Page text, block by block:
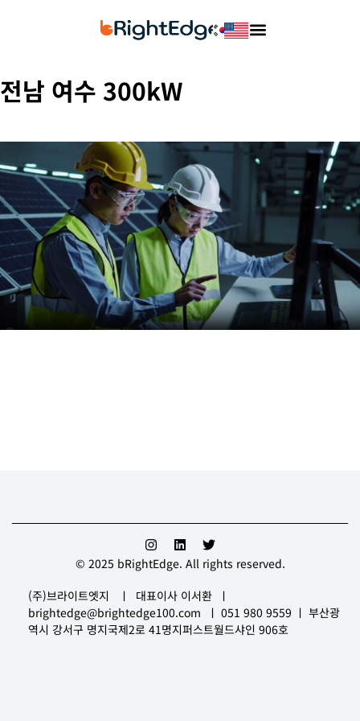
전남 여수 300kW
© 2025 bRightEdge. All rights reserved.
(주)브라이트엣지 ㅣ 대표이사 이서환 ㅣ
brightedge@brightedge100.com ㅣ 051 980 9559 ㅣ 부산광
역시 강서구 명지국제2로 41명지퍼스트월드샤인 906호